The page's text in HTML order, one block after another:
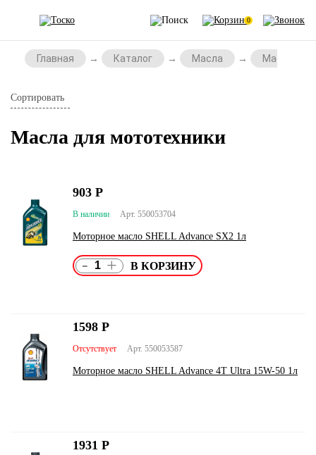
0
Главная Каталог Масла Масла для
Сортировать
Масла для мототехники
Арт. 550053704
В наличии
Моторное масло SHELL Advance SX2 1л
903 Р
- +
Арт. 550053587
Отсутствует
Моторное масло SHELL Advance 4T Ultra 15W-50 1л
1598 Р
1931 Р